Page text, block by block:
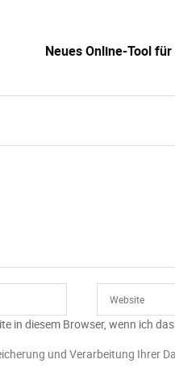
Neues Online-Tool
in diesem Browser, wenn ich
und Verarbeitung Ihrer